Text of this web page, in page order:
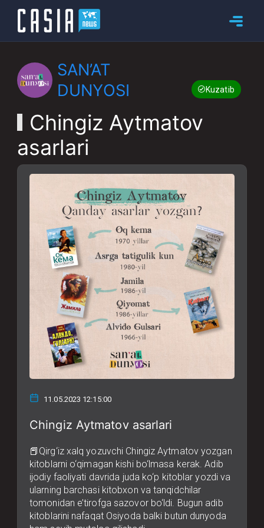
SAN’AT
DUNYOSI
Kuzatib boring
Chingiz Aytmatov
asarlari
11.05.2023 12:15:00
Chingiz Aytmatov asarlari
📕Qirg‘iz xalq yozuvchi Chingiz Aytmatov yozgan
kitoblarni o‘qimagan kishi bo‘lmasa kerak. Adib
ijodiy faoliyati davrida juda ko‘p kitoblar yozdi va
ularning barchasi kitobxon va tanqidchilar
tomonidan e’tirofga sazovor bo‘ldi. Bugun adib
kitoblarini nafaqat Osiyoda balki butun dunyoda